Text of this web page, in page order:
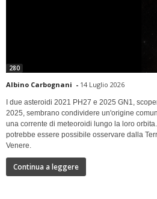
280
Albino Carbognani - 14 Luglio 2026
I due asteroidi 2021 PH27 e 2025 GN1,
2025, sembrano condividere un'origine
una corrente di meteoroidi lungo la loro
potrebbe essere possibile osservare dalla
Venere.
Continua a leggere